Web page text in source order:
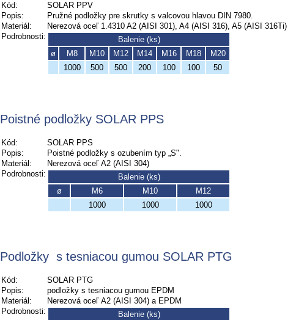
Kód:
SOLAR PPV
Popis:
Pružné podložky pre skrutky s valcovou hlavou DIN 7980.
Materiál:
Nerezová oceľ 1.4310 A2 (AISI 301), A4 (AISI 316), A5 (AISI 316Ti)
Podrobnosti:
Balenie (ks)
ø
M8 M10 M12 M14 M16 M18
M20
1000
500 500 200 100 100 50
Poistné podložky SOLAR PPS
Kód:
SOLAR PPS
Popis:
Poistné podložky s ozubením typ „S".
Materiál:
Nerezová oceľ A2 (AISI 304)
Podrobnosti:
Balenie (ks)
ø
M6 M10
M12
1000
1000 1000
Podložky s tesniacou gumou SOLAR PTG
Kód:
SOLAR PTG
Popis:
podložky s tesniacou gumou EPDM
Materiál:
Nerezová oceľ A2 (AISI 304) a EPDM
Podrobnosti:
Balenie (ks)